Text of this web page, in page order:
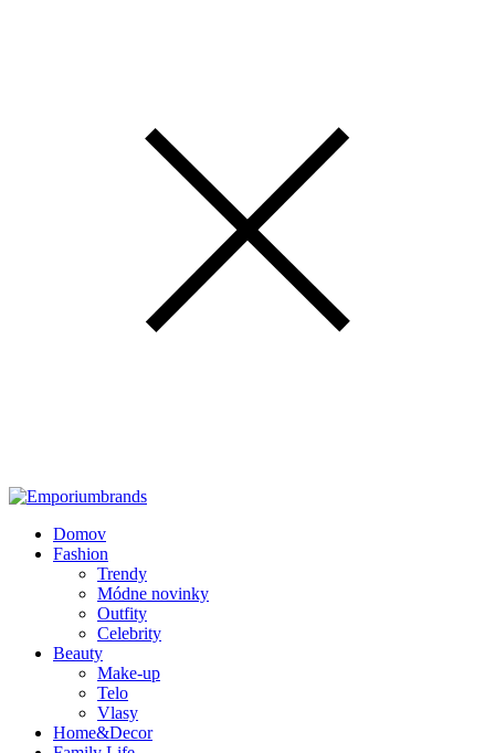
Domov
Fashion
Trendy
Módne novinky
Outfity
Celebrity
Beauty
Make-up
Telo
Vlasy
Home&Decor